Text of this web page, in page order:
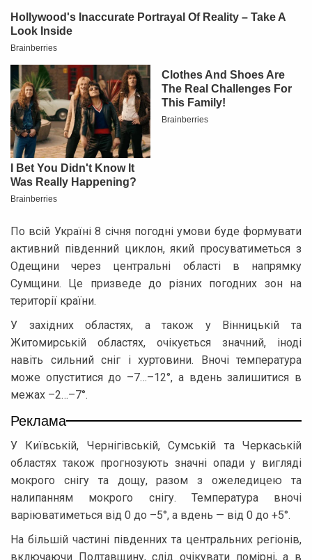
По всій Україні 8 січня погодні умови буде формувати
активний південний циклон, який просуватиметься з
Одещини через центральні області в напрямку
Сумщини. Це призведе до різних погодних зон на
території країни.
У західних областях, а також у Вінницькій та
Житомирській областях, очікується значний, іноді
навіть сильний сніг і хуртовини. Вночі температура
може опуститися до –7…–12°, а вдень залишитися в
межах –2…–7°.
Реклама
У Київській, Чернігівській, Сумській та Черкаській
областях також прогнозують значні опади у вигляді
мокрого снігу та дощу, разом з ожеледицею та
налипанням мокрого снігу. Температура вночі
варіюватиметься від 0 до –5°, а вдень — від 0 до +5°.
На більшій частині південних та центральних регіонів,
включаючи Полтавщину, слід очікувати помірні, а в